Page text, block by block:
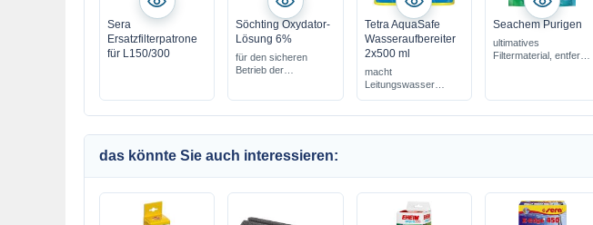
Sera
Ersatzfilterpatrone
für L150/300
Söchting Oxydator-
Lösung 6%
für den sicheren
Betrieb der
Tetra AquaSafe
Wasseraufbereiter
2x500 ml
macht
Leitungswasser
Seachem Purigen
ultimatives
Filtermaterial, entfernt
das könnte Sie auch interessieren: